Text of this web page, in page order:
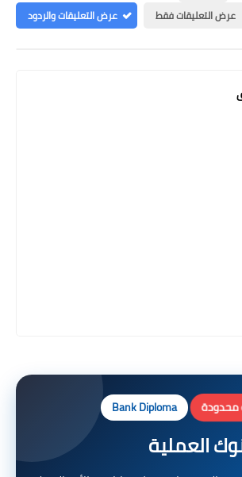
عرض التعليقات فقط
عرض التعليقات والردود
Bank Diploma
العملية